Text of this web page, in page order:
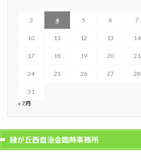
3 4 5 6 7
10 11 12 13 14
17 18 19 20 21
24 25 26 27 28
31
« 7月
緑が丘西自治会臨時事務所